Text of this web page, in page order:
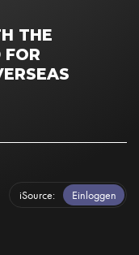
THE
FOR
iSource Einloggen